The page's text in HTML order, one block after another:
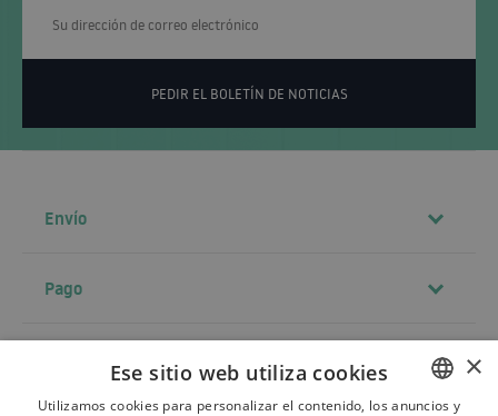
PEDIR EL BOLETÍN DE NOTICIAS
Envío
Pago
×
Ese sitio web utiliza cookies
Utilizamos cookies para personalizar el contenido, los anuncios y